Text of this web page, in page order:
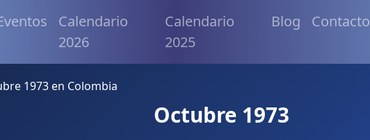
Calendario
2026
Calendario
2025
Blog Contacto
1973 en Colombia
Octubre 1973